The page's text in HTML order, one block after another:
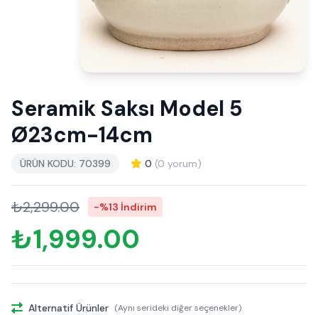
Seramik Saksı Model 5
Ø23cm-14cm
ÜRÜN KODU: 70399 0 (0 yorum)
₺2,299.00 -%13 İndirim
₺1,999.00
Alternatif Ürünler (Aynı serideki diğer seçenekler)